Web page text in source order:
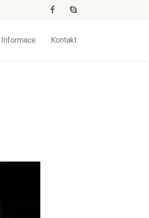
Informace Kontakt